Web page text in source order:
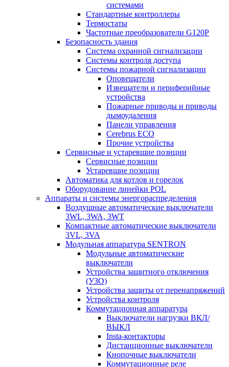
системами
Стандартные контроллеры
Термостаты
Частотные преобразователи G120P
Безопасность здания
Система охранной сигнализации
Системы контроля доступа
Системы пожарной сигнализации
Оповещатели
Извещатели и периферийные
устройства
Пожарные приводы и приводы
дымоудаления
Панели управления
Cerebrus ECO
Прочие устройства
Сервисные и устаревшие позиции
Сервисные позиции
Устаревшие позиции
Автоматика для котлов и горелок
Оборудование линейки POL
Аппараты и системы энергораспределения
Воздушные автоматические выключатели
3WL, 3WA, 3WT
Компактные автоматические выключатели
3VL, 3VA
Модульная аппаратура SENTRON
Модульные автоматические
выключатели
Устройства защитного отключения
(УЗО)
Устройства защиты от перенапряжений
Устройства контроля
Коммутационная аппаратура
Выключатели нагрузки ВКЛ/
ВЫКЛ
Insta-контакторы
Дистанционные выключатели
Кнопочные выключатели
Коммутационные реле